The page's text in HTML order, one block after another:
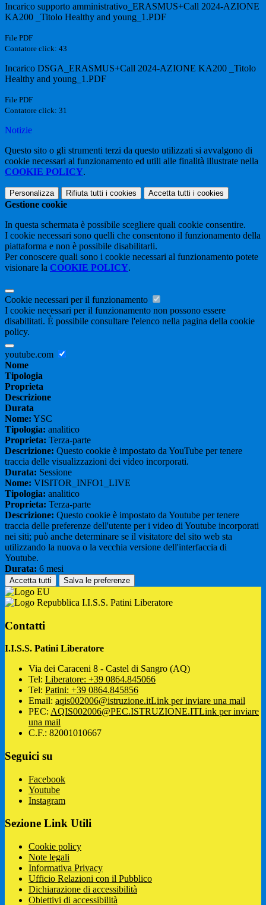
Incarico supporto amministrativo_ERASMUS+Call 2024-AZIONE
KA200 _Titolo Healthy and young_1.PDF
File PDF
Contatore click: 43
Incarico DSGA_ERASMUS+Call 2024-AZIONE KA200 _Titolo
Healthy and young_1.PDF
File PDF
Contatore click: 31
Notizie
Questo sito o gli strumenti terzi da questo utilizzati si avvalgono di
cookie necessari al funzionamento ed utili alle finalità illustrate nella
COOKIE POLICY.
Personalizza Rifiuta tutti i cookies Accetta tutti i cookies
Gestione cookie
In questa schermata è possibile scegliere quali cookie consentire.
I cookie necessari sono quelli che consentono il funzionamento della
piattaforma e non è possibile disabilitarli.
Per conoscere quali sono i cookie necessari al funzionamento potete
visionare la COOKIE POLICY.
Cookie necessari per il funzionamento
I cookie necessari per il funzionamento non possono essere
disabilitati. È possibile consultare l'elenco nella pagina della cookie
policy.
youtube.com
Nome
Tipologia
Proprieta
Descrizione
Durata
Nome: YSC
Tipologia: analitico
Proprieta: Terza-parte
Descrizione: Questo cookie è impostato da YouTube per tenere
traccia delle visualizzazioni dei video incorporati.
Durata: Sessione
Nome: VISITOR_INFO1_LIVE
Tipologia: analitico
Proprieta: Terza-parte
Descrizione: Questo cookie è impostato da Youtube per tenere
traccia delle preferenze dell'utente per i video di Youtube incorporati
nei siti; può anche determinare se il visitatore del sito web sta
utilizzando la nuova o la vecchia versione dell'interfaccia di
Youtube.
Durata: 6 mesi
Accetta tutti Salva le preferenze
I.I.S.S. Patini Liberatore
Contatti
I.I.S.S. Patini Liberatore
Via dei Caraceni 8 - Castel di Sangro (AQ)
Tel: Liberatore: +39 0864.845066
Tel: Patini: +39 0864.845856
Email: aqis002006@istruzione.itLink per inviare una mail
PEC: AQIS002006@PEC.ISTRUZIONE.ITLink per inviare
una mail
C.F.: 82001010667
Seguici su
Facebook
Youtube
Instagram
Sezione Link Utili
Cookie policy
Note legali
Informativa Privacy
Ufficio Relazioni con il Pubblico
Dichiarazione di accessibilità
Obiettivi di accessibilità